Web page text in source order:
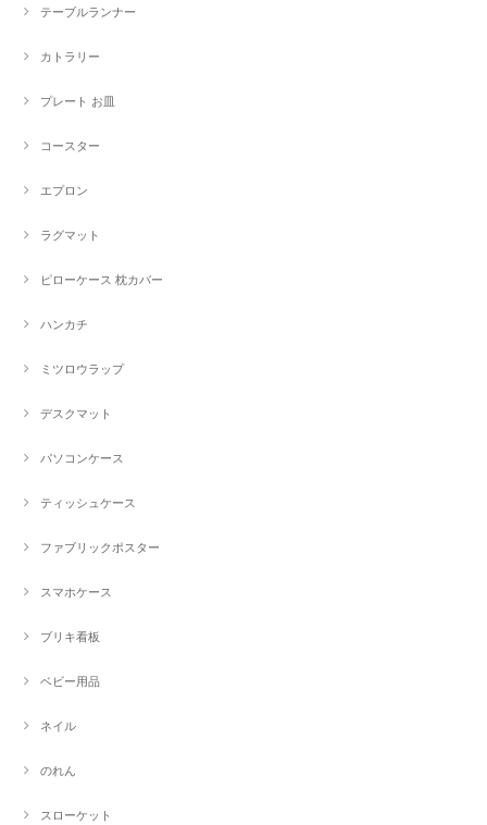
テーブルランナー
カトラリー
プレート お皿
コースター
エプロン
ラグマット
ピローケース 枕カバー
ハンカチ
ミツロウラップ
デスクマット
パソコンケース
ティッシュケース
ファブリックポスター
スマホケース
ブリキ看板
ベビー用品
ネイル
のれん
スローケット